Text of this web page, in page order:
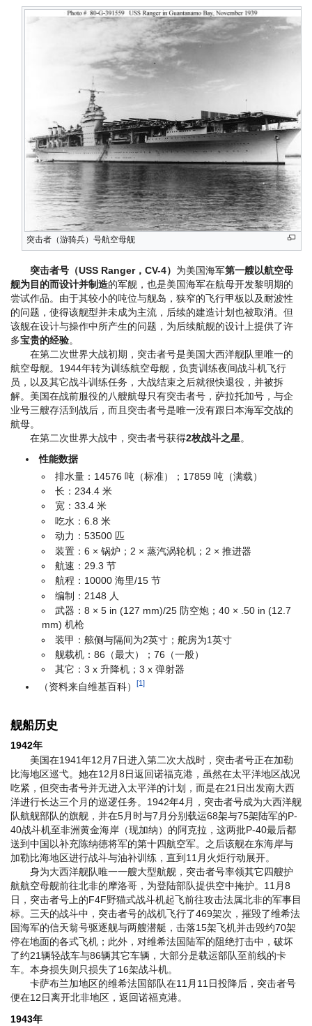
突击者（游骑兵）号航空母舰
突击者号（USS Ranger，CV-4） 为美国海军第一艘以航空母
舰为目的而设计并制造的军舰，也是美国海军在航母开发黎明期的
尝试作品。由于其较小的吨位与舰岛，狭窄的飞行甲板以及耐波性
的问题，使得该舰型并未成为主流，后续的建造计划也被取消。但
该舰在设计与操作中所产生的问题，为后续航舰的设计上提供了许
多宝贵的经验。
在第二次世界大战初期，突击者号是美国大西洋舰队里唯一的
航空母舰。1944年转为训练航空母舰，负责训练夜间战斗机飞行
员，以及其它战斗训练任务，大战结束之后就很快退役，并被拆
解。美国在战前服役的八艘航母只有突击者号，萨拉托加号，与企
业号三艘存活到战后，而且突击者号是唯一没有跟日本海军交战的
航母。
在第二次世界大战中，突击者号获得2枚战斗之星。
性能数据
排水量：14576 吨（标准）；17859 吨（满载）
长：234.4 米
宽：33.4 米
吃水：6.8 米
动力：53500 匹
装置：6 × 锅炉；2 × 蒸汽涡轮机；2 × 推进器
航速：29.3 节
航程：10000 海里/15 节
编制：2148 人
武器：8 × 5 in (127 mm)/25 防空炮；40 × .50 in (12.7
mm) 机枪
装甲：舷侧与隔间为2英寸；舵房为1英寸
舰载机：86（最大）；76（一般）
其它：3 x 升降机；3 x 弹射器
（资料来自维基百科）[1]
舰船历史
1942年
美国在1941年12月7日进入第二次大战时，突击者号正在加勒
比海地区巡弋。她在12月8日返回诺福克港，虽然在太平洋地区战况
吃紧，但突击者号并无进入太平洋的计划，而是在21日出发南大西
洋进行长达三个月的巡逻任务。1942年4月，突击者号成为大西洋舰
队航舰部队的旗舰，并在5月时与7月分别载运68架与75架陆军的P-
40战斗机至非洲黄金海岸（现加纳）的阿克拉，这两批P-40最后都
送到中国以补充陈纳德将军的第十四航空军。之后该舰在东海岸与
加勒比海地区进行战斗与油补训练，直到11月火炬行动展开。
身为大西洋舰队唯一一艘大型航舰，突击者号率领其它四艘护
航航空母舰前往北非的摩洛哥，为登陆部队提供空中掩护。11月8
日，突击者号上的F4F野猫式战斗机起飞前往攻击法属北非的军事目
标。三天的战斗中，突击者号的战机飞行了469架次，摧毁了维希法
国海军的信天翁号驱逐舰与两艘潜艇，击落15架飞机并击毁约70架
停在地面的各式飞机；此外，对维希法国陆军的阻绝打击中，破坏
了约21辆轻战车与86辆其它车辆，大部分是载运部队至前线的卡
车。本身损失则只损失了16架战斗机。
卡萨布兰加地区的维希法国部队在11月11日投降后，突击者号
便在12日离开北非地区，返回诺福克港。
1943年